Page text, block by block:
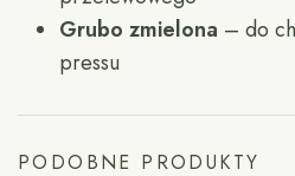
Grubo zmielona – do
pressu
PODOBNE PRODUKTY